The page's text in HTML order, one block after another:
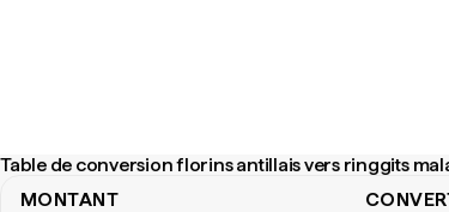
Table de conversion florins antillais vers ringgits
MONTANT